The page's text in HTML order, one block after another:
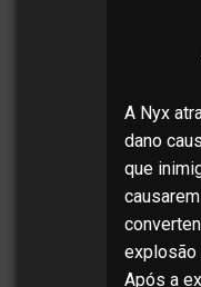
A Nyx
dano
que
explosão
Após a